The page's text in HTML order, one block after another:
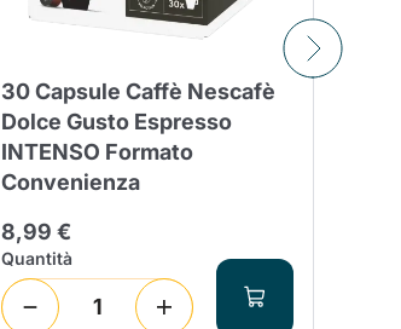
30 Capsule Caffè Nescafè
Dolce Gusto Espresso
INTENSO Formato
Convenienza
8,99 €
Quantità